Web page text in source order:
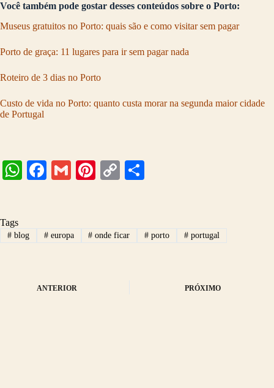
Você também pode gostar desses conteúdos sobre o Porto:
Museus gratuitos no Porto: quais são e como visitar sem pagar
Porto de graça: 11 lugares para ir sem pagar nada
Roteiro de 3 dias no Porto
Custo de vida no Porto: quanto custa morar na segunda maior cidade
de Portugal
W
A
Fa
ok
G
Pi
es
C
Li
Tags
#blog #europa # onde ficar # porto # portugal
ANTERIOR PRÓXIMO